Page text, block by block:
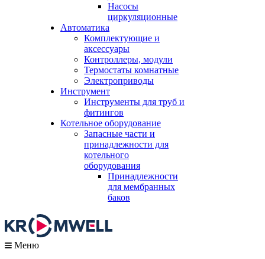
Насосы
циркуляционные
Автоматика
Комплектующие и
аксессуары
Контроллеры, модули
Термостаты комнатные
Электроприводы
Инструмент
Инструменты для труб и
фитингов
Котельное оборудование
Запасные части и
принадлежности для
котельного
оборудования
Принадлежности
для мембранных
баков
Меню